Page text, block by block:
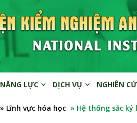
NĂNG LỰC DỊCH VỤ NGHIÊN
» Lĩnh vực hóa học » Hệ thống sắc ký